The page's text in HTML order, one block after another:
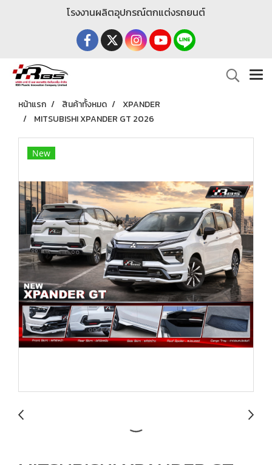
โรงงานผลิตอุปกรณ์ตกแต่งรถยนต์
หน้าแรก สินค้าทั้งหมด
XPANDER
MITSUBISHI XPANDER GT 2026
New